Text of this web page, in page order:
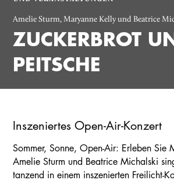
Amelie Sturm, Maryanne Kelly und Beatrice
ZUCKERBROT
PEITSCHE
Inszeniertes Open-Air-Konzert
Sommer, Sonne, Open-Air: Erleben Sie
Amelie Sturm und Beatrice Michalski
tanzend in einem inszenierten Freilicht-